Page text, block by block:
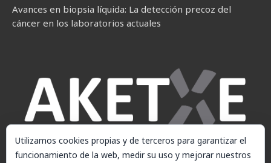
Avances en biopsia líquida: La detección precoz del
cáncer en los laboratorios actuales
Utilizamos cookies propias y de terceros para garantizar el
funcionamiento de la web, medir su uso y mejorar nuestros